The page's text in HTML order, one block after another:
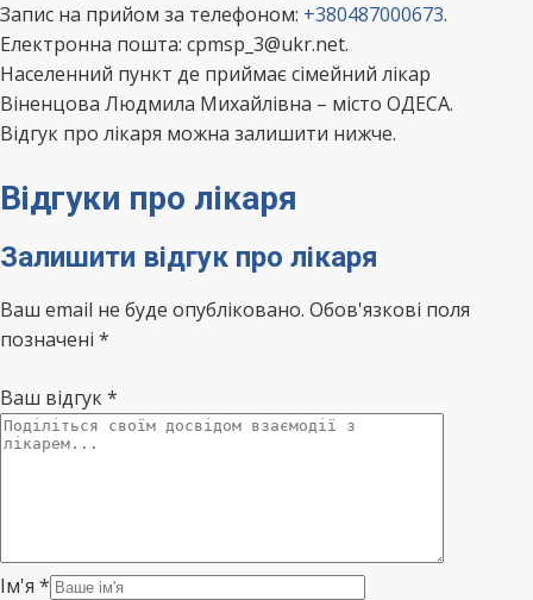
Запис на прийом за телефоном: +380487000673.
Електронна пошта: cpmsp_3@ukr.net.
Населенний пункт де приймає сімейний лікар
Віненцова Людмила Михайлівна – місто ОДЕСА.
Відгук про лікаря можна залишити нижче.
Відгуки про лікаря
Залишити відгук про лікаря
Ваш email не буде опубліковано. Обов'язкові поля
позначені *
Ваш відгук*
Ім'я *